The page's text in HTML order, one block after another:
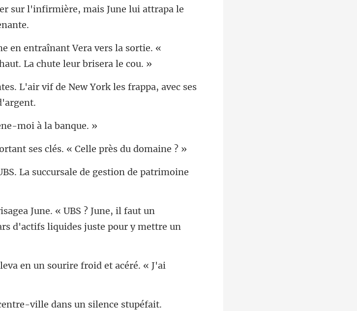
r l'infirmière, mais June lui attrapa le
Vera vers la sortie. «
'air vif de New York les frappa, avec se
ses clés. «
La succursale de gestion de p
S ? June, il faut un
en un sourire froid e
ville d